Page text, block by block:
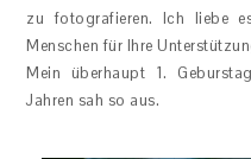
zu fotografieren. Ich liebe
Menschen für Ihre
Mein überhaupt 1.
Jahren sah so aus.